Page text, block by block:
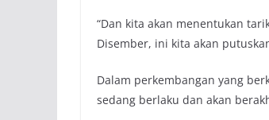
“Dan kita akan menentukan
Disember, ini kita akan
Dalam perkembangan yang
sedang berlaku dan akan